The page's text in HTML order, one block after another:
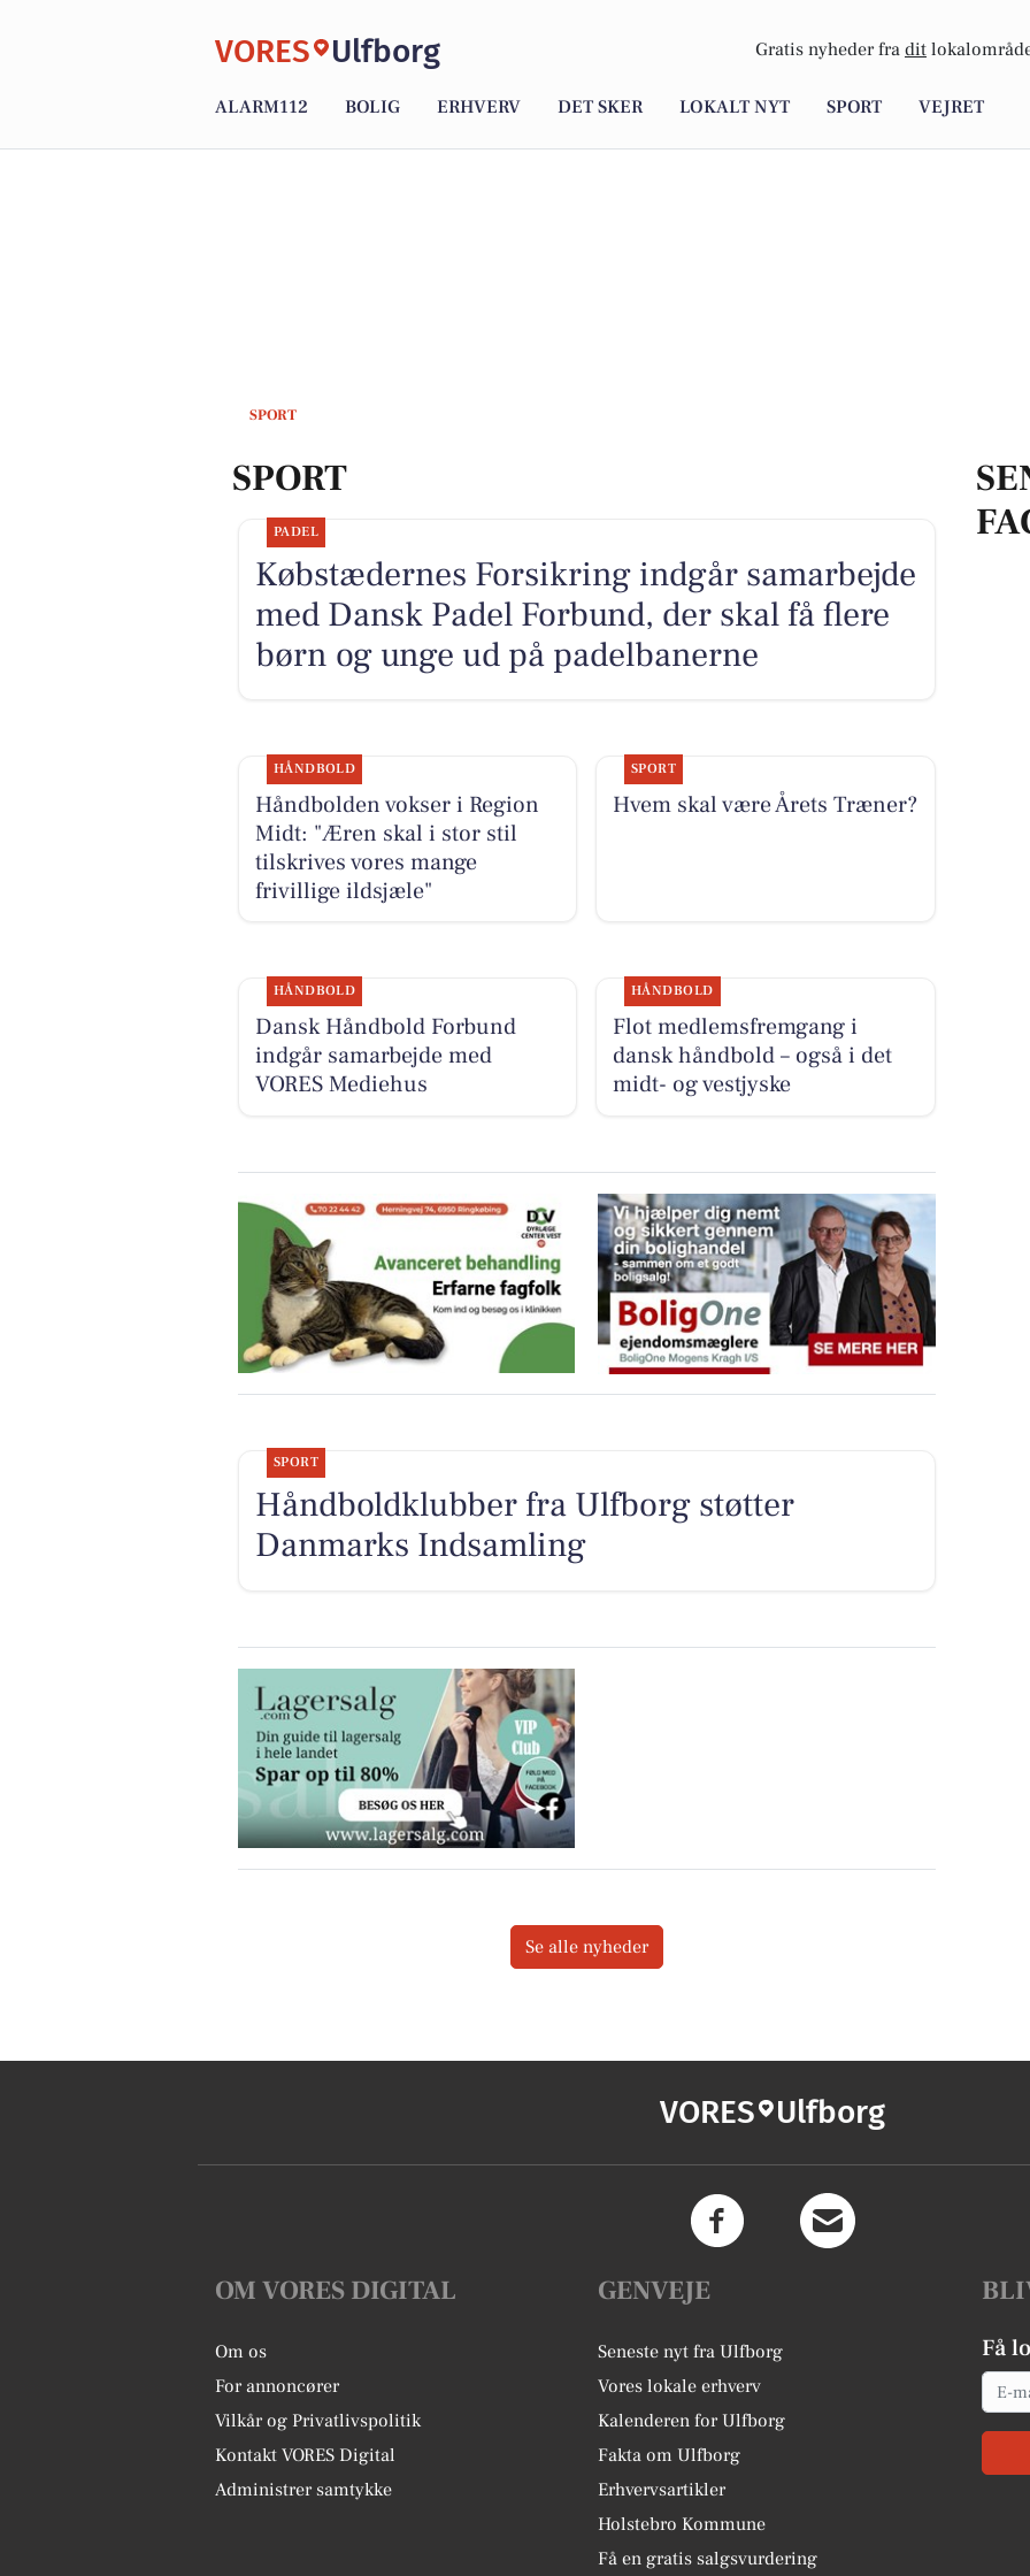
VORES Ulfborg Gratis nyheder fra dit
ALARM112 BOLIG ERHVERV DET SKER LOKALT NYT SPORT VEJRET
SPORT
SPORT
PADEL
Købstædernes Forsikring indgår samarbejde
med Dansk Padel Forbund, der skal få flere
børn og unge ud på padelbanerne
HÅNDBOLD
Håndbolden vokser i Region
Midt: "Æren skal i stor stil
tilskrives vores mange
frivillige ildsjæle"
SPORT
Hvem skal være Årets Træner?
HÅNDBOLD
Dansk Håndbold Forbund
indgår samarbejde med
VORES Mediehus
HÅNDBOLD
Flot medlemsfremgang i
dansk håndbold – også i det
midt- og vestjyske
SPORT
Håndboldklubber fra Ulfborg støtter
Danmarks Indsamling
Se alle nyheder
VORES Ulfborg
OM VORES DIGITAL
Om os
For annoncører
Vilkår og Privatlivspolitik
Kontakt VORES Digital
Administrer samtykke
GENVEJE
Seneste nyt fra Ulfborg
Vores lokale erhverv
Kalenderen for Ulfborg
Fakta om Ulfborg
Erhvervsartikler
Holstebro Kommune
Få en gratis salgsvurdering
Få
Email